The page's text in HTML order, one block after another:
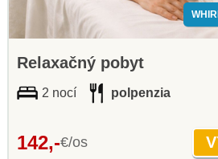
Relaxačný pobyt
2 nocí polpenzia
142,-€/os